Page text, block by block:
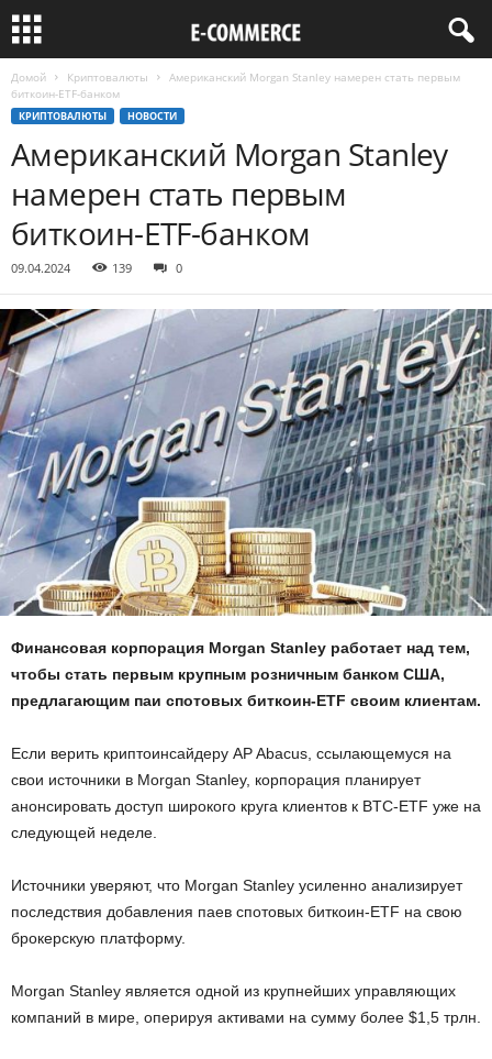
Домой Криптовалюты
Американский Morgan Stanley намерен стать первым
биткоин-ETF-банком
КРИПТОВАЛЮТЫ НОВОСТИ
Американский Morgan Stanley
намерен стать первым
биткоин-ETF-банком
09.04.2024 139 0
Финансовая корпорация Morgan Stanley работает над тем,
чтобы стать первым крупным розничным банком США,
предлагающим паи спотовых биткоин-ETF своим клиентам.
Если верить криптоинсайдеру AP Abacus, ссылающемуся на
свои источники в Morgan Stanley, корпорация планирует
анонсировать доступ широкого круга клиентов к BTC-ETF уже на
следующей неделе.
Источники уверяют, что Morgan Stanley усиленно анализирует
последствия добавления паев спотовых биткоин-ETF на свою
брокерскую платформу.
Morgan Stanley является одной из крупнейших управляющих
компаний в мире, оперируя активами на сумму более $1,5 трлн.